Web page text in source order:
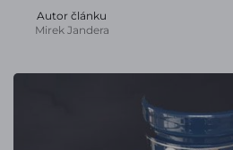
Autor článku
Mirek Jandera